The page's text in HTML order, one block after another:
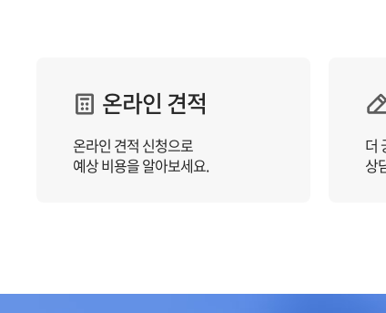
온라인 견적
온라인 견적 신청으로
예상 비용을 알아보세요.
더
상